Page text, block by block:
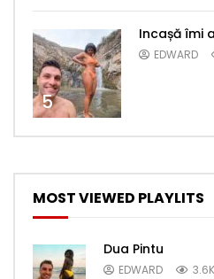
5
Incașă îmi
EDWARD
MOST VIEWED PLAYLITS
Dua Pintu
EDWARD 3.6K